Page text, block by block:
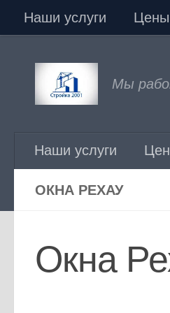
Перейти к
Наши услуги Цены
Мы
Наши услуги
ОКНА РЕХАУ
Окна